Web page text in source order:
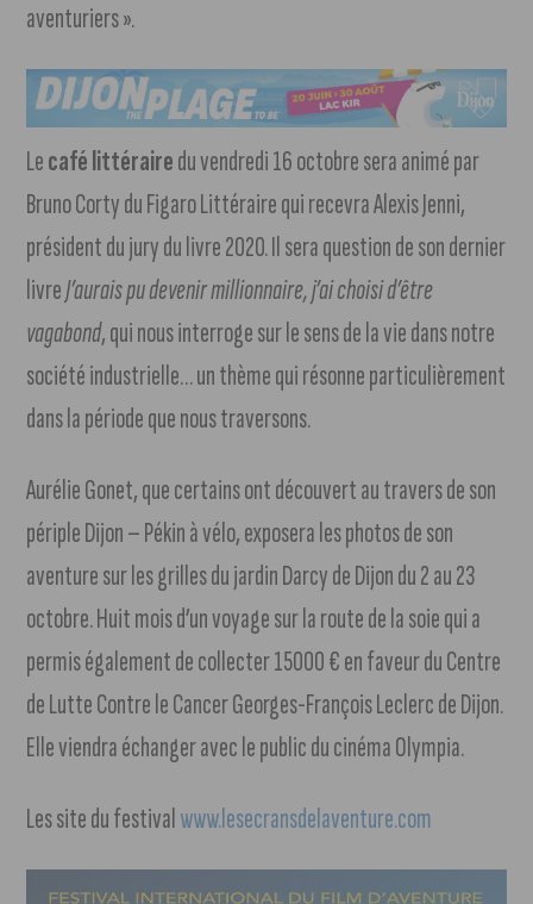
aventuriers ».
Lecafé littérairedu vendredi 16 octobre sera animé par
Bruno Corty du Figaro Littéraire qui recevra Alexis Jenni,
président du jury du livre 2020. Il sera question de son dernier
livreJ’aurais pu devenir millionnaire, j’ai choisi d’être
vagabond, qui nous interroge sur le sens de la vie dans notre
société industrielle… un thème qui résonne particulièrement
dans la période que nous traversons.
Aurélie Gonet, que certains ont découvert au travers de son
périple Dijon – Pékin à vélo, exposera les photos de son
aventure sur les grilles du jardin Darcy de Dijon du 2 au 23
octobre. Huit mois d’un voyage sur la route de la soie qui a
permis également de collecter 15000 € en faveur du Centre
de Lutte Contre le Cancer Georges-François Leclerc de Dijon.
Elle viendra échanger avec le public du cinéma Olympia.
Les site du festivalwww.lesecransdelaventure.com